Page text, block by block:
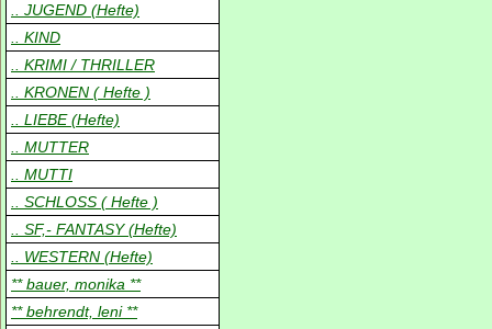
.. JUGEND (Hefte)
.. KIND
.. KRIMI / THRILLER
.. KRONEN ( Hefte )
.. LIEBE (Hefte)
.. MUTTER
.. MUTTI
.. SCHLOSS ( Hefte )
.. SF,- FANTASY (Hefte)
.. WESTERN (Hefte)
** bauer, monika **
** behrendt, leni **